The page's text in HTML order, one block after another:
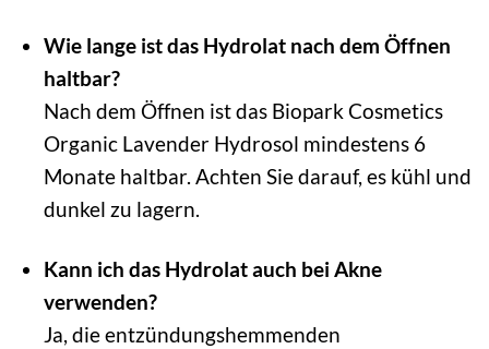
Wie lange ist das Hydrolat nach dem Öffnen
haltbar?
Nach dem Öffnen ist das Biopark Cosmetics
Organic Lavender Hydrosol mindestens 6
Monate haltbar. Achten Sie darauf, es kühl und
dunkel zu lagern.
Kann ich das Hydrolat auch bei Akne
verwenden?
Ja, die entzündungshemmenden